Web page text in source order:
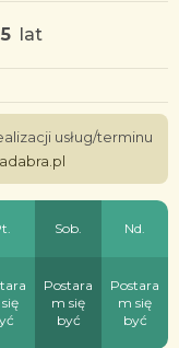
5 lat
usług/terminu
Sob. Nd.
Postara
m się
być
Postara
m się
być